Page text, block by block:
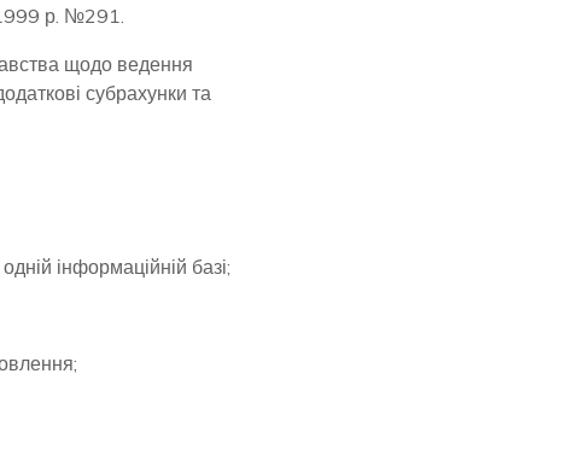
1999 р. №291.
щодо ведення
субрахунки та
інформаційній базі;